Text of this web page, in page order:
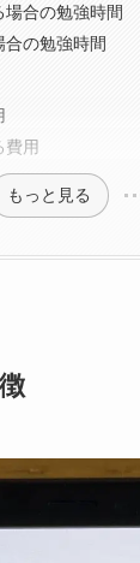
合の勉強時間
の勉強時間
費用
もっと見る